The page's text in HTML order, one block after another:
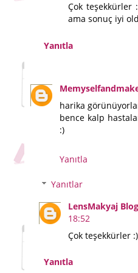
Çok teşekkürler
ama sonuç iyi
Yanıtla
harika
bence kalp
:)
Yanıtla
Yanıtlar
LensMakyaj Blog
18:52
Çok teşekkürler :)
Yanıtla